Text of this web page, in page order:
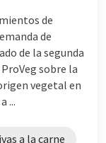
de
de
de la segunda
sobre la
vegetal en
...
a la carne